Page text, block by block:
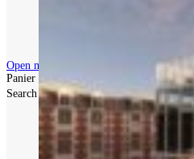
Open mobile menu
Close mobile menu
Panier
Search